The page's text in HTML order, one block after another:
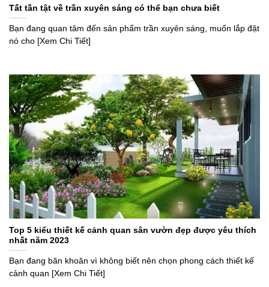
Tất tần tật về trần xuyên sáng có thể bạn chưa biết
Bạn đang quan tâm đến sản phẩm trần xuyên sáng, muốn lắp đặt
nó cho [Xem Chi Tiết]
Top 5 kiểu thiết kế cảnh quan sân vườn đẹp được yêu thích
nhất năm 2023
Bạn đang băn khoăn vì không biết nên chọn phong cách thiết kế
cảnh quan [Xem Chi Tiết]